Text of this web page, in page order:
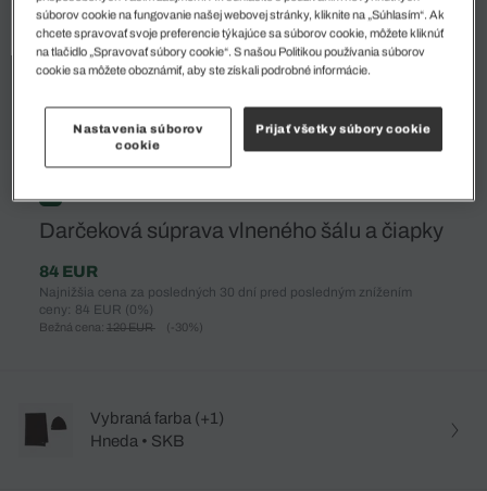
%
Darčeková súprava vlneného šálu a čiapky
84 EUR
Najnižšia cena za posledných 30 dní pred posledným znížením
ceny: 84 EUR (0%)
Bežná cena: 120 EUR (-30%)
Vybraná farba (+1)
Hneda • SKB
súborov cookie na fungovanie našej webovej stránky, kliknite na „Súhlasím“. Ak
chcete spravovať svoje preferencie týkajúce sa súborov cookie, môžete kliknúť
na tlačidlo „Spravovať súbory cookie“. S našou Politikou používania súborov
cookie sa môžete oboznámiť, aby ste získali podrobné informácie.
Nastavenia súborov
cookie
Prijať všetky súbory cookie